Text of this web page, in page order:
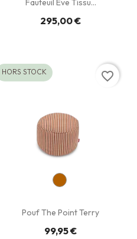
Fauteuil Eve Tissu...
295,00 €
Pouf The Point Terry
99,95 €
HORS STOCK favorite_border